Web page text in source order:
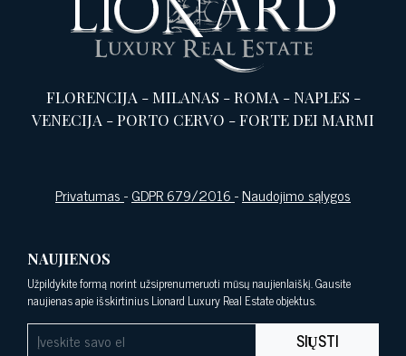
FLORENCIJA -MILANAS -ROMA -NAPLES -
VENECIJA -PORTO CERVO -FORTE DEI MARMI
Privatumas-GDPR 679/2016-Naudojimo sąlygos
NAUJIENOS
Užpildykite formą norint užsiprenumeruoti mūsų naujienlaiškį. Gausite
naujienas apie išskirtinius Lionard Luxury Real Estate objektus.
SIŲSTI